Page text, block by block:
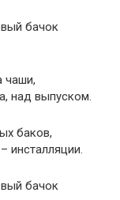
чаши,
над выпуском.
баков,
инсталляции.